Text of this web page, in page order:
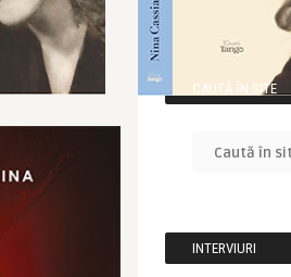
CAUTĂ ÎN SITE
INTERVIURI